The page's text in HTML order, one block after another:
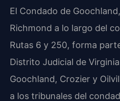
El Condado de
Richmond a lo largo del
Rutas 6 y 250, forma
Distrito Judicial de
Goochland, Crozier y
a los tribunales del